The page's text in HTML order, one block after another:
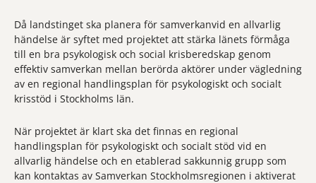
Då landstinget ska planera för samverkanvid en allvarlig
händelse är syftet med projektet att stärka länets förmåga
till en bra psykologisk och social krisberedskap genom
effektiv samverkan mellan berörda aktörer under vägledning
av en regional handlingsplan för psykologiskt och socialt
krisstöd i Stockholms län.
När projektet är klart ska det finnas en regional
handlingsplan för psykologiskt och socialt stöd vid en
allvarlig händelse och en etablerad sakkunnig grupp som
kan kontaktas av Samverkan Stockholmsregionen i aktiverat